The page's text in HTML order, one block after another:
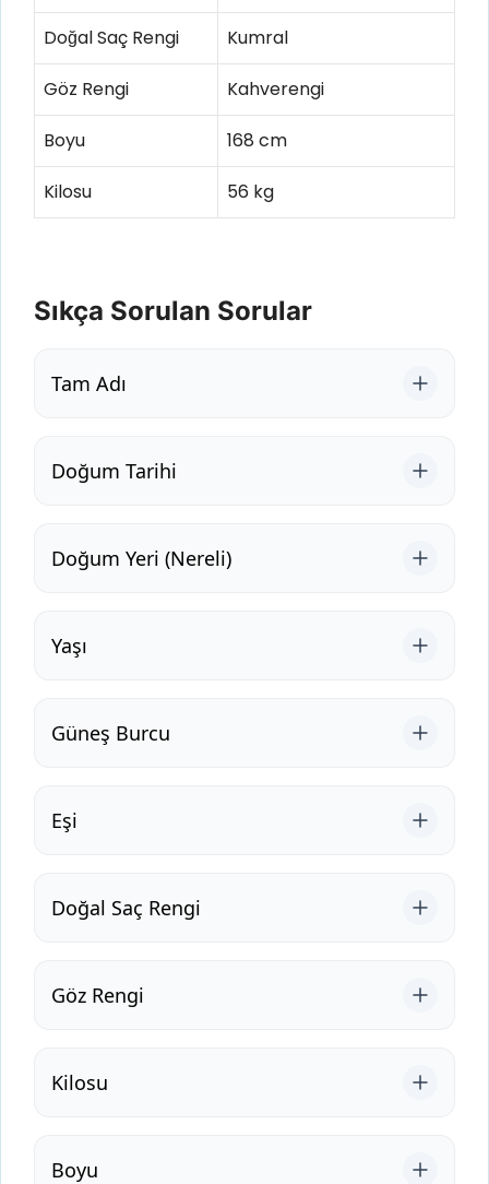
Doğal Saç Rengi Kumral
Göz Rengi Kahverengi
Boyu 168 cm
Kilosu 56 kg
Sıkça Sorulan Sorular
Tam Adı
Doğum Tarihi
Doğum Yeri (Nereli)
Yaşı
Güneş Burcu
Eşi
Doğal Saç Rengi
Göz Rengi
Kilosu
Boyu